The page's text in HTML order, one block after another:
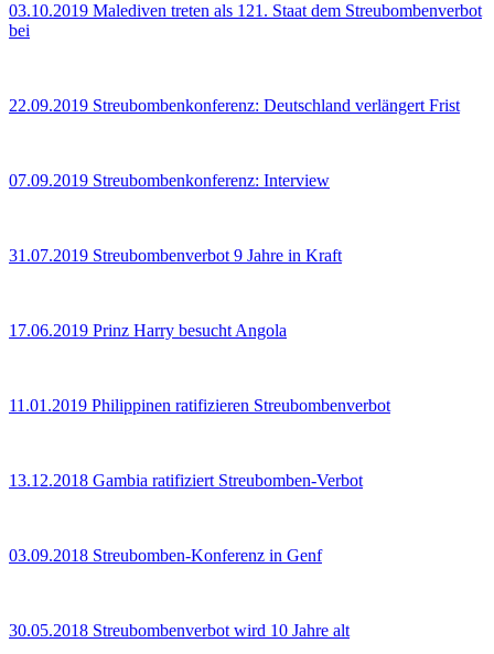
03.10.2019 Malediven treten als 121. Staat dem Streubombenverbot
bei
22.09.2019 Streubombenkonferenz: Deutschland verlängert Frist
07.09.2019 Streubombenkonferenz: Interview
31.07.2019 Streubombenverbot 9 Jahre in Kraft
17.06.2019 Prinz Harry besucht Angola
11.01.2019 Philippinen ratifizieren Streubombenverbot
13.12.2018 Gambia ratifiziert Streubomben-Verbot
03.09.2018 Streubomben-Konferenz in Genf
30.05.2018 Streubombenverbot wird 10 Jahre alt